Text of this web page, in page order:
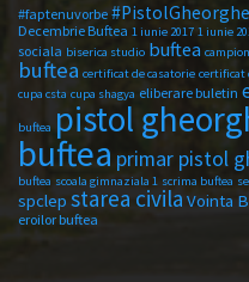
#faptenuvorbe #PistolGheorghe
Decembrie Buftea 1 iunie 2017 1 iunie
sociala biserica studio buftea
buftea certificat de casatorie certificat
cupa csta cupa shagya eliberare buletin
buftea pistol
buftea primar pistol
buftea scoala gimnaziala 1 scrima buftea
spclep starea civila Vointa
eroilor buftea